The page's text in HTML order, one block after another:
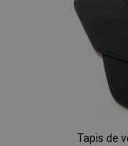
Tapis de